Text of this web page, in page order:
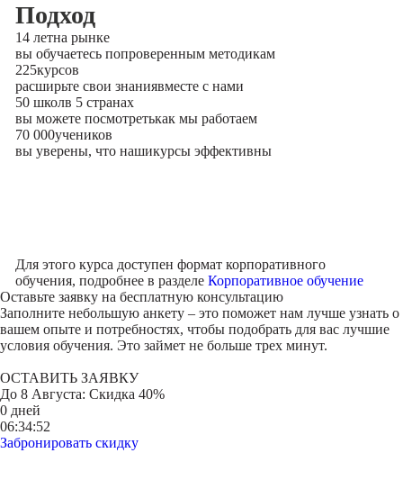
Подход
14 летна рынке
вы обучаетесь попроверенным методикам
225курсов
расширьте свои знаниявместе с нами
50 школв 5 странах
вы можете посмотретькак мы работаем
70 000учеников
вы уверены, что нашикурсы эффективны
Для этого курса доступен формат корпоративного
обучения, подробнее в разделе Корпоративное обучение
Оставьте заявку на бесплатную консультацию
Заполните небольшую анкету – это поможет нам лучше узнать о
вашем опыте и потребностях, чтобы подобрать для вас лучшие
условия обучения. Это займет не больше трех минут.
ОСТАВИТЬ ЗАЯВКУ
До 8 Августа: Скидка 40%
0 дней
06:34:52
Забронировать скидку